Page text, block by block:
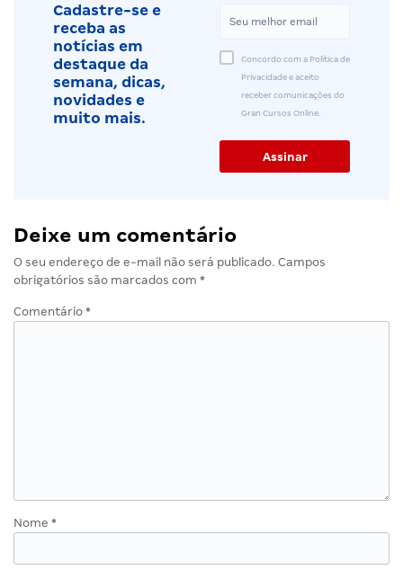
Cadastre-se e
receba as
notícias em
destaque da
semana, dicas,
novidades e
muito mais.
Concordo com a Política de
Privacidade e aceito
receber comunicações do
Gran Cursos Online.
Deixe um comentário
O seu endereço de e-mail não será publicado. Campos
obrigatórios são marcados com *
Comentário *
Nome *